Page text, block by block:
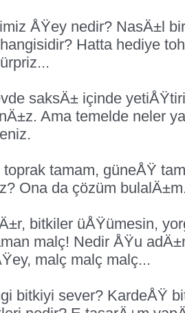
ÅŸey nedir? NasÄ±l
Hatta hediye
saksÄ± içinde
Ama temelde neler
toprak tamam, güneÅŸ
Ona da çözüm
bitkiler üÅŸümesin,
malç! Nedir ÅŸu
malç malç malç...
bitkiyi sever? KardeÅŸ